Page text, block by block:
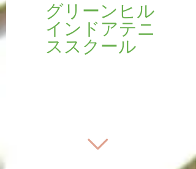
​​グリーンヒル
インドアテニ
ススクール